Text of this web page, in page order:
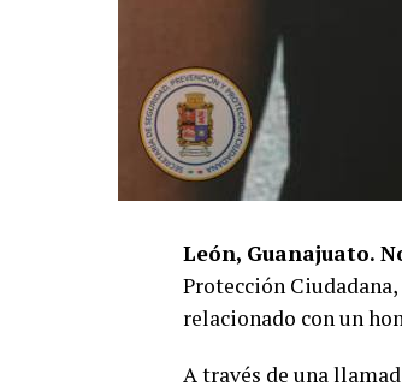
León, Guanajuato.
Protección
relacionado con un
A través de una